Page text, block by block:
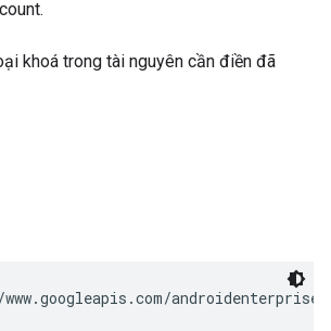
khoá trong tài nguyên cần điền đã